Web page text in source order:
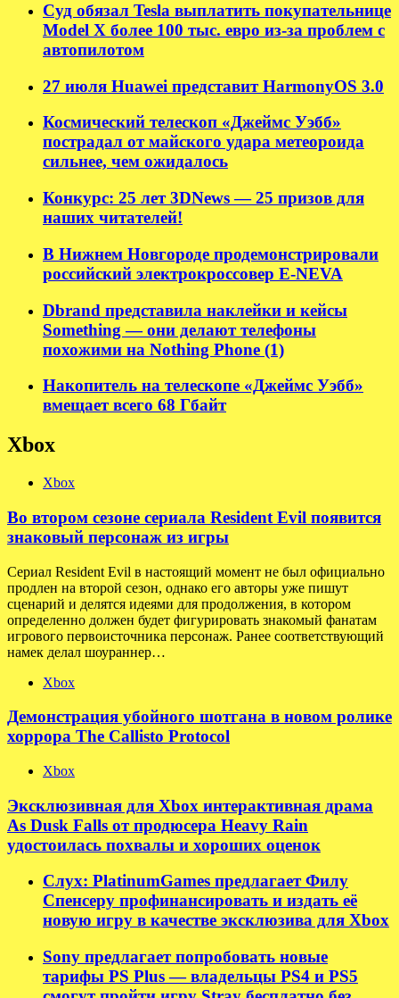
Суд обязал Tesla выплатить покупательнице
Model X более 100 тыс. евро из-за проблем с
автопилотом
27 июля Huawei представит HarmonyOS 3.0
Космический телескоп «Джеймс Уэбб»
пострадал от майского удара метеороида
сильнее, чем ожидалось
Конкурс: 25 лет 3DNews — 25 призов для
наших читателей!
В Нижнем Новгороде продемонстрировали
российский электрокроссовер E-NEVA
Dbrand представила наклейки и кейсы
Something — они делают телефоны
похожими на Nothing Phone (1)
Накопитель на телескопе «Джеймс Уэбб»
вмещает всего 68 Гбайт
Xbox
Xbox
Во втором сезоне сериала Resident Evil появится
знаковый персонаж из игры
Сериал Resident Evil в настоящий момент не был официально
продлен на второй сезон, однако его авторы уже пишут
сценарий и делятся идеями для продолжения, в котором
определенно должен будет фигурировать знакомый фанатам
игрового первоисточника персонаж. Ранее соответствующий
намек делал шоураннер…
Xbox
Демонстрация убойного шотгана в новом ролике
хоррора The Callisto Protocol
Xbox
Эксклюзивная для Xbox интерактивная драма
As Dusk Falls от продюсера Heavy Rain
удостоилась похвалы и хороших оценок
Слух: PlatinumGames предлагает Филу
Спенсеру профинансировать и издать её
новую игру в качестве эксклюзива для Xbox
Sony предлагает попробовать новые
тарифы PS Plus — владельцы PS4 и PS5